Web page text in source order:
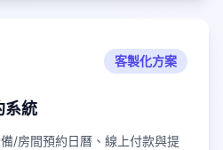
客製化方案
系統
/房間預約日曆、線上付款與提